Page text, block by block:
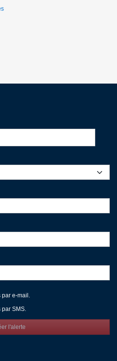
par e-mail.
SMS.
l'alerte